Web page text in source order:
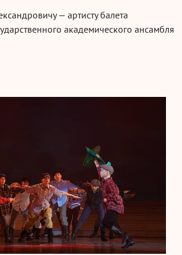
— артисту балета
академического ансамбля